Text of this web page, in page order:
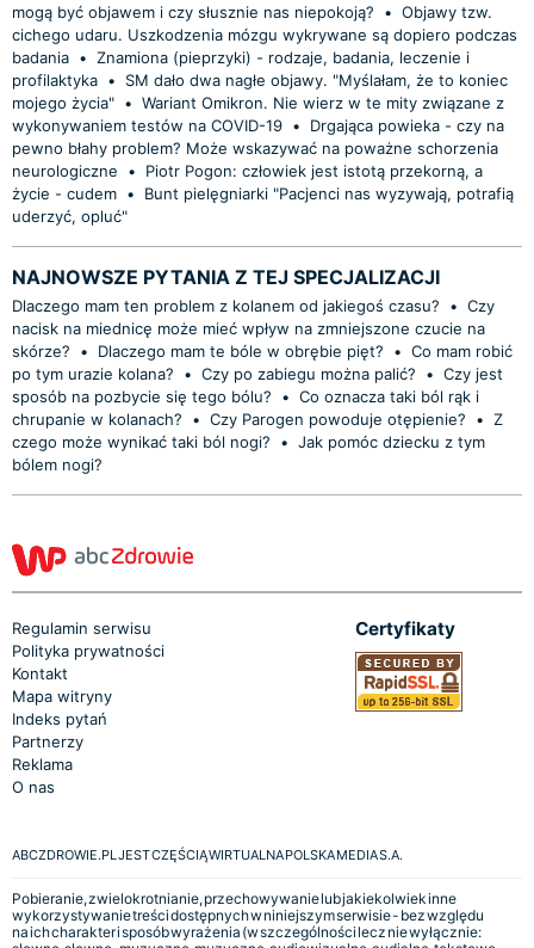
mogą być objawem i czy słusznie nas niepokoją?
• Objawy tzw.
cichego udaru. Uszkodzenia mózgu wykrywane są dopiero podczas
badania • Znamiona (pieprzyki) - rodzaje, badania, leczenie i
profilaktyka •
SM dało dwa nagłe objawy. "Myślałam, że to koniec
mojego życia" • Wariant Omikron. Nie wierz w te mity związane z
wykonywaniem testów na COVID-19 •
Drgająca powieka - czy na
pewno błahy problem? Może wskazywać na poważne schorzenia
neurologiczne
•
Piotr Pogon: człowiek jest istotą przekorną, a
życie - cudem •
Bunt pielęgniarki "Pacjenci nas wyzywają, potrafią
uderzyć, opluć"
NAJNOWSZE PYTANIA Z TEJ SPECJALIZACJI
Dlaczego mam ten problem z kolanem od jakiegoś czasu? • Czy
nacisk na miednicę może mieć wpływ na zmniejszone czucie na
skórze?
• Dlaczego mam te bóle w obrębie pięt? • Co mam robić
po tym urazie kolana?
• Czy po zabiegu można palić? • Czy jest
sposób na pozbycie się tego bólu?
• Co oznacza taki ból rąk i
chrupanie w kolanach?
• Czy Parogen powoduje otępienie? • Z
czego może wynikać taki ból nogi?
• Jak pomóc dziecku z tym
bólem nogi?
Regulamin serwisu
Polityka prywatności
Kontakt
Mapa witryny
Indeks pytań
Partnerzy
Reklama
O nas
Certyfikaty
ABCZDROWIE.PL JEST CZĘŚCIĄ WIRTUALNA POLSKA MEDIA S.A.
Pobieranie, zwielokrotnianie, przechowywanie lub jakiekolwiek inne
wykorzystywanie treści dostępnych w niniejszym serwisie - bez względu
na ich charakter i sposób wyrażenia (w szczególności lecz nie wyłącznie: